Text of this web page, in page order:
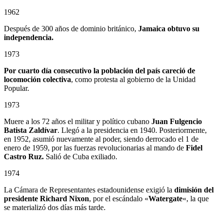
1962
Después de 300 años de dominio británico, Jamaica obtuvo su
independencia.
1973
Por cuarto día consecutivo la población del país careció de
locomoción colectiva, como protesta al gobierno de la Unidad
Popular.
1973
Muere a los 72 años el militar y político cubano Juan Fulgencio
Batista Zaldívar. Llegó a la presidencia en 1940. Posteriormente,
en 1952, asumió nuevamente al poder, siendo derrocado el 1 de
enero de 1959, por las fuerzas revolucionarias al mando de Fidel
Castro Ruz. Salió de Cuba exiliado.
1974
La Cámara de Representantes estadounidense exigió la dimisión del
presidente Richard Nixon, por el escándalo «Watergate«, la que
se materializó dos días más tarde.